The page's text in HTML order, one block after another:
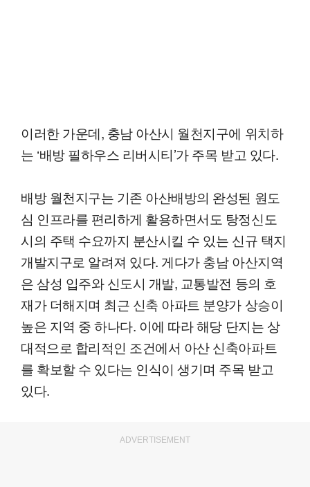
이러한 가운데, 충남 아산시 월천지구에 위치하
는 ‘배방 필하우스 리버시티’가 주목 받고 있다.
배방 월천지구는 기존 아산배방의 완성된 원도
심 인프라를 편리하게 활용하면서도 탕정신도
시의 주택 수요까지 분산시킬 수 있는 신규 택지
개발지구로 알려져 있다. 게다가 충남 아산지역
은 삼성 입주와 신도시 개발, 교통발전 등의 호
재가 더해지며 최근 신축 아파트 분양가 상승이
높은 지역 중 하나다. 이에 따라 해당 단지는 상
대적으로 합리적인 조건에서 아산 신축아파트
를 확보할 수 있다는 인식이 생기며 주목 받고
있다.
ADVERTISEMENT